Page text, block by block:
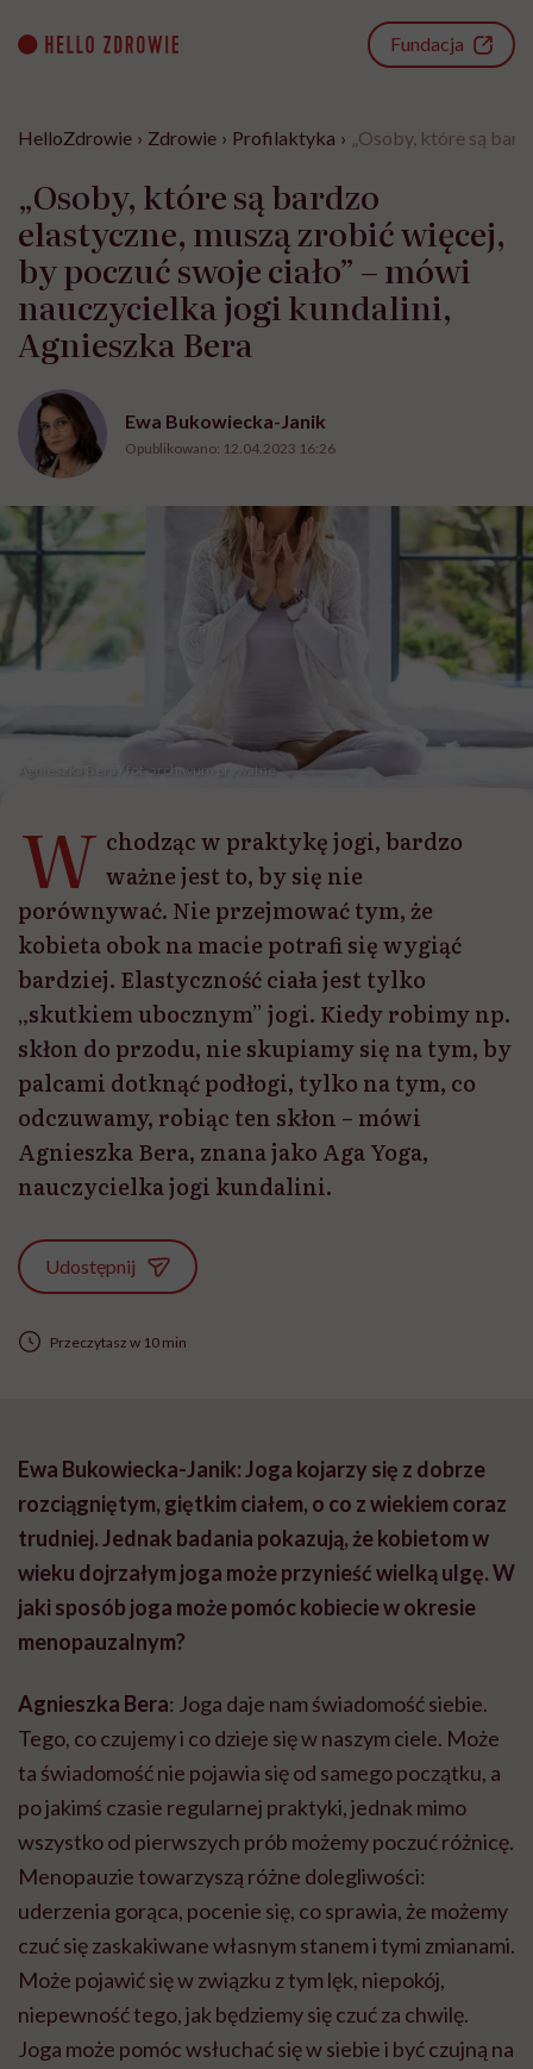
content
Fundacja
HelloZdrowie › Zdrowie › Profilaktyka › „Osoby, które są
„Osoby, które są bardzo
elastyczne, muszą zrobić więcej,
by poczuć swoje ciało” – mówi
nauczycielka jogi kundalini,
Agnieszka Bera
Ewa Bukowiecka-Janik
Opublikowano: 12.04.2023 16:26
Agnieszka Bera / fot. archiwum prywatne
W chodząc w praktykę jogi, bardzo
ważne jest to, by się nie
porównywać. Nie przejmować tym, że
kobieta obok na macie potrafi się wygiąć
bardziej. Elastyczność ciała jest tylko
„skutkiem ubocznym” jogi. Kiedy robimy np.
skłon do przodu, nie skupiamy się na tym, by
palcami dotknąć podłogi, tylko na tym, co
odczuwamy, robiąc ten skłon – mówi
Agnieszka Bera, znana jako Aga Yoga,
nauczycielka jogi kundalini.
Udostępnij
Przeczytasz w 10 min
Ewa Bukowiecka-Janik: Joga kojarzy się z dobrze
rozciągniętym, giętkim ciałem, o co z wiekiem coraz
trudniej. Jednak badania pokazują, że kobietom w
wieku dojrzałym joga może przynieść wielką ulgę. W
jaki sposób joga może pomóc kobiecie w okresie
menopauzalnym?
Agnieszka Bera: Joga daje nam świadomość siebie.
Tego, co czujemy i co dzieje się w naszym ciele. Może
ta świadomość nie pojawia się od samego początku, a
po jakimś czasie regularnej praktyki, jednak mimo
wszystko od pierwszych prób możemy poczuć różnicę.
Menopauzie towarzyszą różne dolegliwości:
uderzenia gorąca, pocenie się, co sprawia, że możemy
czuć się zaskakiwane własnym stanem i tymi zmianami.
Może pojawić się w związku z tym lęk, niepokój,
niepewność tego, jak będziemy się czuć za chwilę.
Joga może pomóc wsłuchać się w siebie i być czujną na